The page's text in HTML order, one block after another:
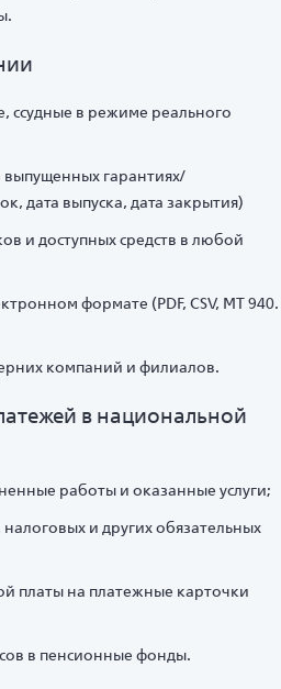
ссудные в режиме реального
гарантиях/
дата выпуска, дата закрытия)
и доступных средств в любой
формате (PDF, CSV, MT 940.
компаний и филиалов.
в национальной
работы и оказанные услуги;
и других обязательных
платы на платежные карточки
в пенсионные фонды.